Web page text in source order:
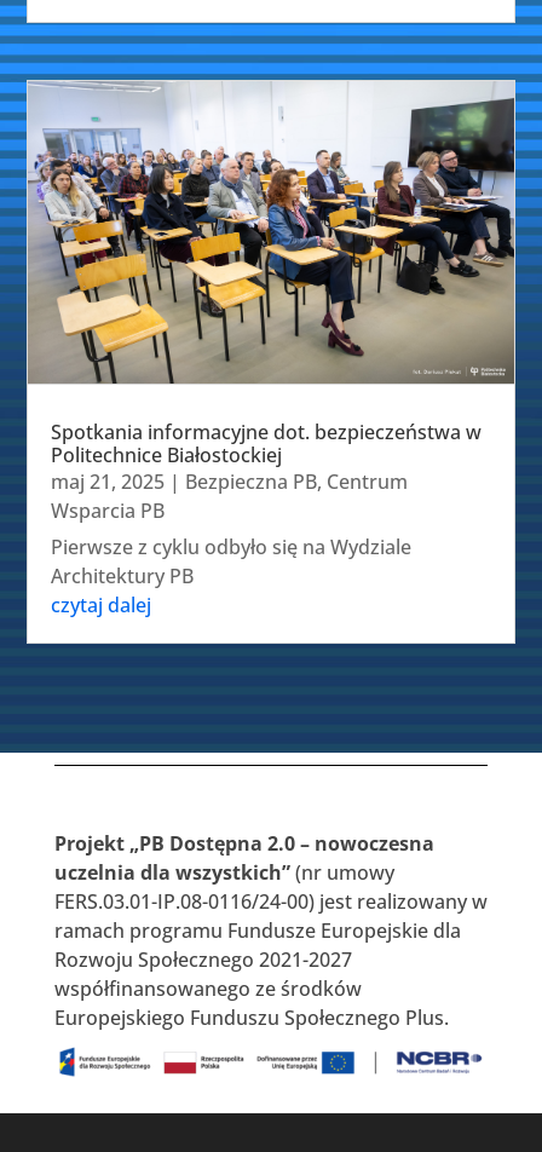
Spotkania informacyjne dot. bezpieczeństwa w
Politechnice Białostockiej
maj 21, 2025 | Bezpieczna PB, Centrum
Wsparcia PB
Pierwsze z cyklu odbyło się na Wydziale
Architektury PB
czytaj dalej
Projekt „PB Dostępna 2.0 – nowoczesna
uczelnia dla wszystkich”(nr umowy
FERS.03.01-IP.08-0116/24-00) jest realizowany w
ramach programu Fundusze Europejskie dla
Rozwoju Społecznego 2021-2027
współfinansowanego ze środków
Europejskiego Funduszu Społecznego Plus.